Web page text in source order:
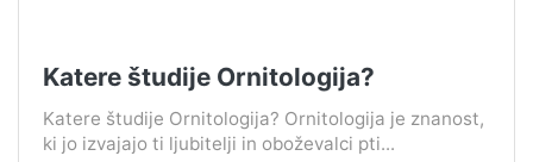
Katere študije Ornitologija?
Katere študije Ornitologija? Ornitologija je znanost,
ki jo izvajajo ti ljubitelji in oboževalci pti...